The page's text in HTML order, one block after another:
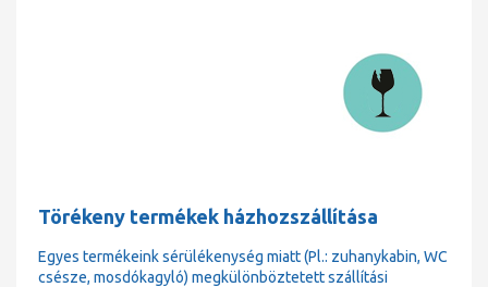
Törékeny termékek házhozszállítása
Egyes termékeink sérülékenység miatt (Pl.: zuhanykabin, WC
csésze, mosdókagyló) megkülönböztetett szállítási